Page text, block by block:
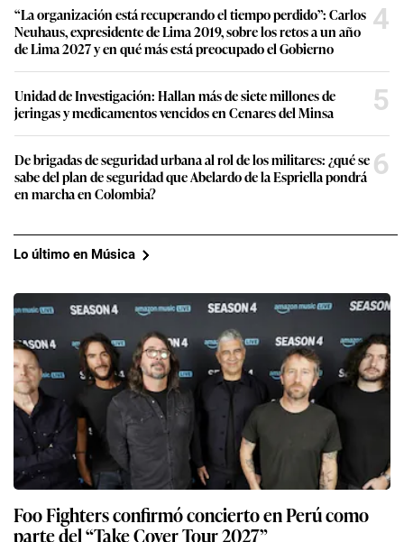
“La organización está recuperando el tiempo perdido”: Carlos
Neuhaus, expresidente de Lima 2019, sobre los retos a un año
de Lima 2027 y en qué más está preocupado el Gobierno
4
Unidad de Investigación: Hallan más de siete millones de
jeringas y medicamentos vencidos en Cenares del Minsa
5
De brigadas de seguridad urbana al rol de los militares: ¿qué se
sabe del plan de seguridad que Abelardo de la Espriella pondrá
en marcha en Colombia?
6
Lo último en Música
Foo Fighters confirmó concierto en Perú como
parte del “Take Cover Tour 2027”